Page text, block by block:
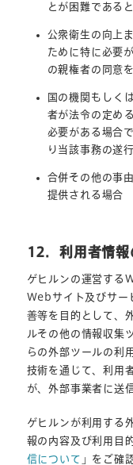
とが困難である
公衆衛生の向上
ために特に必要
の親権者の同意
国の機関もしく
者が法令の定め
必要がある場合
り当該事務の遂
合併その他の事
提供される場合
12．利用者情報
ゲヒルンの運営する
Webサイト及びサー
善等を目的として、
ルその他の情報収集
らの外部ツールの利
技術を通じて、利用
が、外部事業者に送
ゲヒルンが利用する
報の内容及び利用目
信について 」をご確